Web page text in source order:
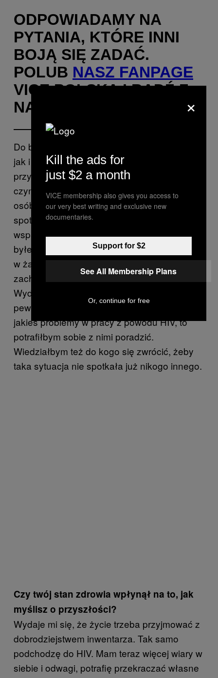
ODPOWIADAMY NA
PYTANIA, KTÓRE INNI
BOJĄ SIĘ ZADAĆ.
POLUB NASZ FANPAGE
VICE POLSKA I BĄDŹ Z
NAMI NA BIEŻĄCO
Do bycia nosicielem HIV – zarówno w pracy,
jak i na mediach społecznościowych –
przyznałem się w 2012 roku. Chciałem wziąć
czynny udział w walce o równe traktowanie
osób seropozytywnych. W odpowiedzi
spotkałem się jedynie z olbrzymim
wsparciem. Wytłumaczyłem ludziom, że
byłem wtedy nosicielem już od trzech lat i że
w żaden sposób nie wpłynęło to na moje
zachowanie czy charakter.
Wydaje mi się, że teraz jestem już na tyle
pewny siebie, że nawet gdybym zaczął mieć
jakieś problemy w pracy z powodu HIV, to
potrafiłbym sobie z nimi poradzić.
Wiedziałbym też do kogo się zwrócić, żeby
taka sytuacja nie spotkała już nikogo innego.
Czy twój stan zdrowia wpłynął na to, jak
myślisz o przyszłości?
Wydaje mi się, że życie trzeba przyjmować z
dobrodziejstwem inwentarza. Tak samo
podchodzę do HIV. Mam teraz więcej wiary w
siebie i odwagi, potrafię przekraczać własne
×
Kill the ads for
just $2 a month
VICE membership also gives you access to
our very best writing and exclusive new
documentaries.
Support for $2
See All Membership Plans
Or, continue for free